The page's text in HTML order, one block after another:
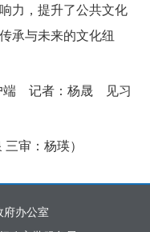
力，提升了公共文化
承与未来的文化纽
端 记者：杨晟 见习
审：杨瑛）
府办公室